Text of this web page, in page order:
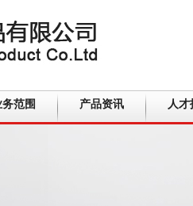
务范围 产品资讯 人才